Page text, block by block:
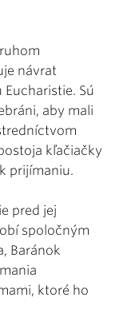
návrat
Sú
aby mali
kľačiačky
prijímaniu.
pred jej
spoločným
Baránok
ktoré ho